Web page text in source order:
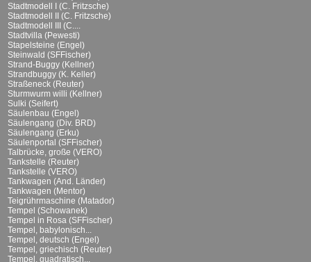
Stadtmodell I (C. Fritzsche)
Stadtmodell II (C. Fritzsche)
Stadtmodell III (C....
Stadtvilla (Pewesti)
Stapelsteine (Engel)
Steinwald (SFFischer)
Strand-Buggy (Kellner)
Strandbuggy (K. Keller)
Straßeneck (Reuter)
Sturmwurm willi (Kellner)
Sulki (Seifert)
Säulenbau (Engel)
Säulengang (Div. BRD)
Säulengang (Erku)
Säulenportal (SFFischer)
Talbrücke, große (VERO)
Tankstelle (Reuter)
Tankstelle (VERO)
Tankwagen (And. Länder)
Tankwagen (Mentor)
Teigrührmaschine (Matador)
Tempel (Schowanek)
Tempel in Rosa (SFFischer)
Tempel, babylonisch...
Tempel, deutsch (Engel)
Tempel, griechisch (Reuter)
Tempel, quadratisch...